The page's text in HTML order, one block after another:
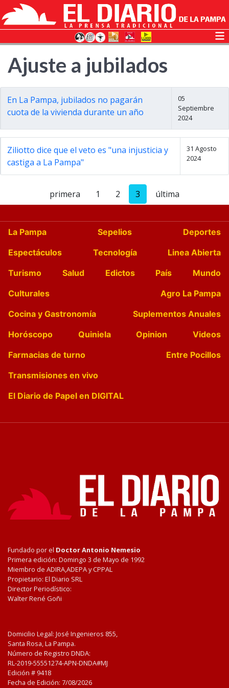
Ajuste a jubilados
En La Pampa, jubilados no pagarán
cuota de la vivienda durante un año
05
Septiembre
2024
Ziliotto dice que el veto es "una injusticia y
castiga a La Pampa"
31 Agosto
2024
primera 1 2 3 última
La Pampa Sepelios
Deportes
Espectáculos
Tecnología
Linea Abierta
Turismo
Salud Edictos País
Mundo
Culturales
Agro La Pampa
Cocina y Gastronomía
Suplementos Anuales
Horóscopo
Quiniela Opinion
Videos
Farmacias de turno
Entre Pocillos
Transmisiones en vivo
El Diario de Papel en DIGITAL
Fundado por el Doctor Antonio Nemesio
Primera edición: Domingo 3 de Mayo de 1992
Miembro de ADIRA,ADEPA y CPPAL
Propietario: El Diario SRL
Director Periodístico:
Walter René Goñi
Domicilio Legal: José Ingenieros 855,
Santa Rosa, La Pampa.
Número de Registro DNDA:
RL-2019-55551274-APN-DNDA#MJ
Edición # 9418
Fecha de Edición: 7/08/2026